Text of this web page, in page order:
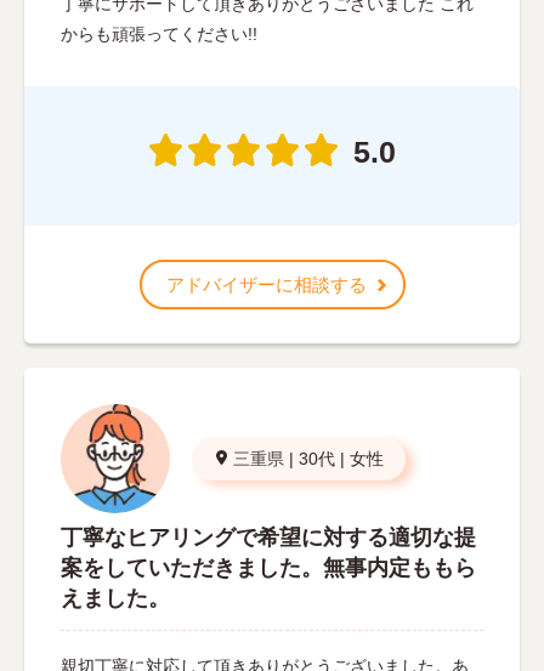
丁寧にサポートして頂きありがとうございました これ
からも頑張ってください!!
5.0
アドバイザーに相談する
三重県 | 30代 | 女性
丁寧なヒアリングで希望に対する適切な提
案をしていただきました。無事内定ももら
えました。
親切丁寧に対応して頂きありがとうございました。あ